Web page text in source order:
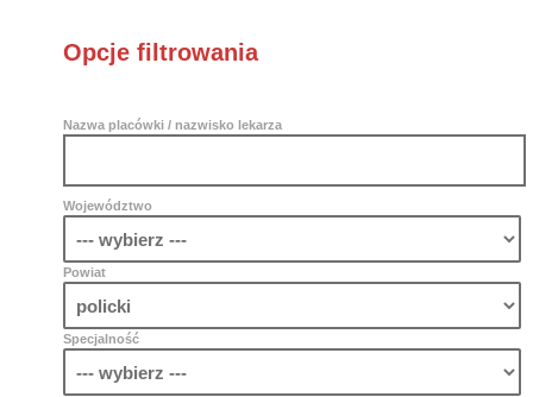
Opcje filtrowania
Nazwa placówki / nazwisko lekarza
Województwo
Powiat
Specjalność